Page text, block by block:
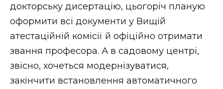
докторську дисертацію, цьогоріч планую
оформити всі документи у Вищій
атестаційній комісії й офіційно отримати
звання професора. А в садовому центрі,
звісно, хочеться модернізуватися,
закінчити встановлення автоматичного